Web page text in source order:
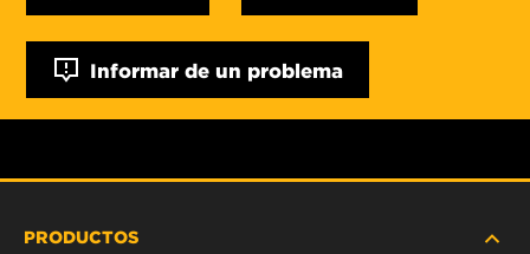
Informar de un problema
PRODUCTOS